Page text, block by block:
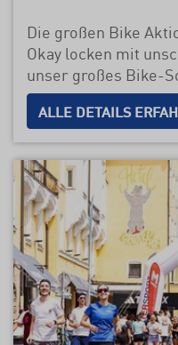
Die großen Bike
Okay locken mit
unser großes Bike-
ALLE DETAILS